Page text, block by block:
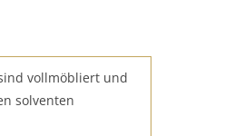
vollmöbliert und
solventen